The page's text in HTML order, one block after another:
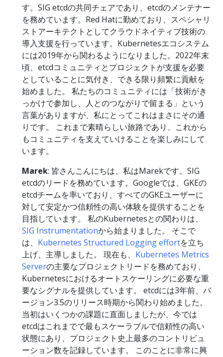
す。SIG etcdの共同チェアであり、etcdのメンテナー
を務めています。Red Hatに勤めており、スペシャリ
ストアーキテクトとしてクラウドネイティブ技術の
導入支援を行っています。Kubernetesエコシステム
には2019年から関わるようになりました。2022年末
頃、etcdコミュニティとプロジェクトが支援を必要
としていることに気付き、できる限り頻繁に貢献を
始めました。 私たちのコミュニティには「技術がき
っかけで参加し、人とのつながりで留まる」という
言葉がありますが、私にとってこれはまさにその通
りです。 これまで素晴らしい旅路であり、これから
もコミュニティを支えていけることを楽しみにして
います。
Marek: 皆さんこんにちは、私はMarekです。SIG
etcdのリードを務めています。Googleでは、GKEの
etcdチームを率いており、すべてのGKEユーザーに
対して安定かつ信頼性の高い体験を提供することを
目指しています。 私のKubernetesとの関わりは、
SIG Instrumentationから始まりました。 そこで
は、 Kubernetes Structured Logging effortを立ち
上げ、主導しました。 現在も、 Kubernetes Metrics
Serverの主要なプロジェクトリードを務めており、
Kubernetesにおけるオートスケーリングに必要な重
要なシグナルを提供しています。 etcdには3年前、バ
ージョン3.5のリリース時期から関わり始めました。
当初はいくつかの課題に直面しましたが、今では
etcdはこれまでで最もスケーラブルで信頼性の高い
状態にあり、プロジェクト史上最多のコントリビュ
ーション数を記録しています。 このことに非常に興